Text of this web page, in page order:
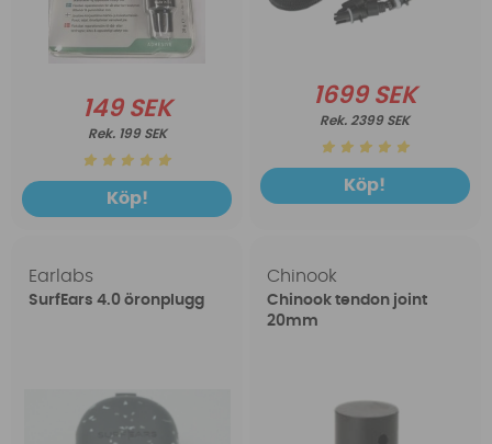
149 SEK
199 SEK
Köp!
1699 SEK
2399 SEK
Köp!
Earlabs
SurfEars 4.0 öronplugg
Chinook
Chinook tendon joint
20mm